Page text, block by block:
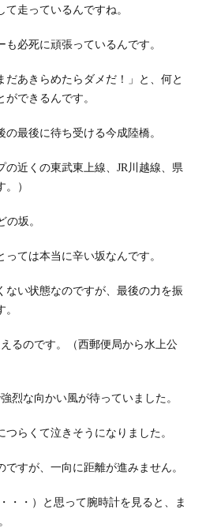
走っているんですね。
必死に頑張っているんです。
だあきらめたらダメだ！」と、何と
できるんです。
最後に待ち受ける今成陸橋。
の近くの東武東上線、JR川越線、県
）
の坂。
ては本当に辛い坂なんです。
ない状態なのですが、最後の力を振
るのです。（西郵便局から水上公
烈な向かい風が待っていました。
らくて泣きそうになりました。
すが、一向に距離が進みません。
・・）と思って腕時計を見ると、ま